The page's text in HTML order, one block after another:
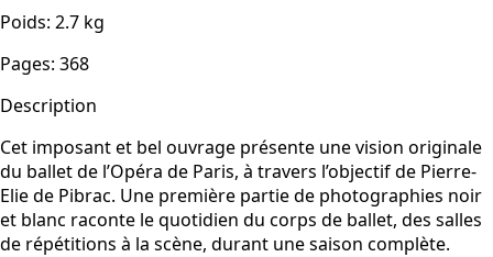
Poids: 2.7 kg
Pages: 368
Description
Cet imposant et bel ouvrage présente une vision originale
du ballet de l’Opéra de Paris, à travers l’objectif de Pierre-
Elie de Pibrac. Une première partie de photographies noir
et blanc raconte le quotidien du corps de ballet, des salles
de répétitions à la scène, durant une saison complète.